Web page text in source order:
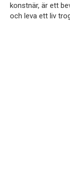
konstnär, är ett
och leva ett liv